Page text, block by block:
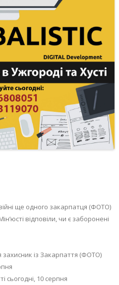
ще одного закарпатця (ФОТО)
відповіли, чи є заборонені
захисник із Закарпаття (ФОТО)
сьогодні, 10 серпня